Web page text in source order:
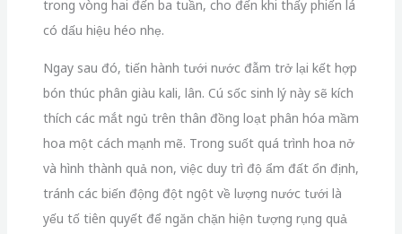
trong vòng hai đến ba tuần, cho đến khi thấy phiến lá
có dấu hiệu héo nhẹ.
Ngay sau đó, tiến hành tưới nước đẫm trở lại kết hợp
bón thúc phân giàu kali, lân. Cú sốc sinh lý này sẽ kích
thích các mắt ngủ trên thân đồng loạt phân hóa mầm
hoa một cách mạnh mẽ. Trong suốt quá trình hoa nở
và hình thành quả non, việc duy trì độ ẩm đất ổn định,
tránh các biến động đột ngột về lượng nước tưới là
yếu tố tiên quyết để ngăn chặn hiện tượng rụng quả